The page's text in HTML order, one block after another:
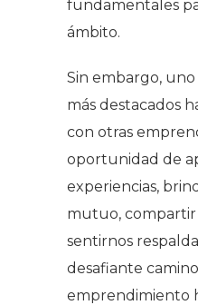
fundamentales
ámbito.
Sin embargo,
más destacados
con otras
oportunidad de
experiencias,
mutuo, compartir
sentirnos
desafiante
emprendimiento